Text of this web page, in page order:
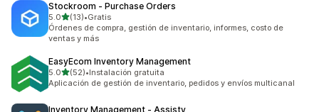
Stockroom ‑ Purchase Orders
5.0de 5 estrellas
(13)
13 reseñas en total
•Gratis
Órdenes de compra, gestión de inventario, informes, costo de
ventas y más
EasyEcom Inventory Management
5.0de 5 estrellas
(52)
52 reseñas en total
•Instalación gratuita
Aplicación de gestión de inventario, pedidos y envíos multicanal
Inventory Management ‑ Assisty